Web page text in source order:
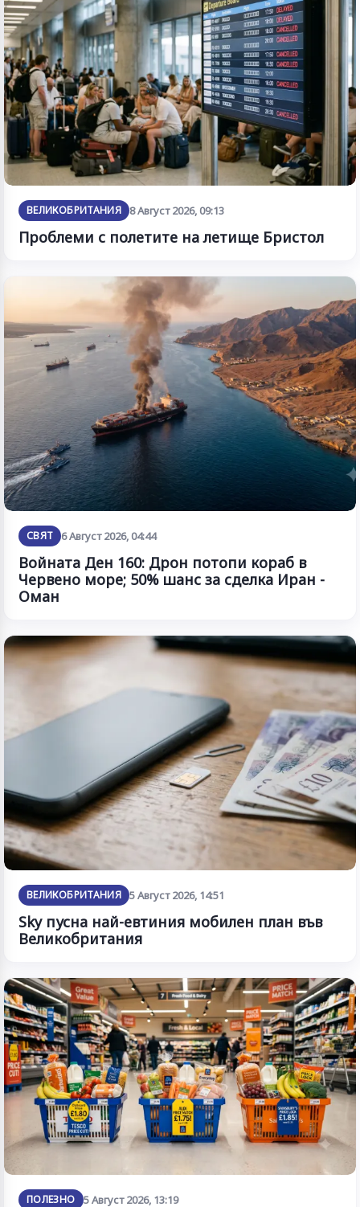
ВЕЛИКОБРИТАНИЯ 8 Август 2026, 09:13
Проблеми с полетите на летище Бристол
СВЯТ 6 Август 2026, 04:44
Войната Ден 160: Дрон потопи кораб в
Червено море; 50% шанс за сделка Иран -
Оман
ВЕЛИКОБРИТАНИЯ 5 Август 2026, 14:51
Sky пусна най-евтиния мобилен план във
Великобритания
ПОЛЕЗНО 5 Август 2026, 13:19